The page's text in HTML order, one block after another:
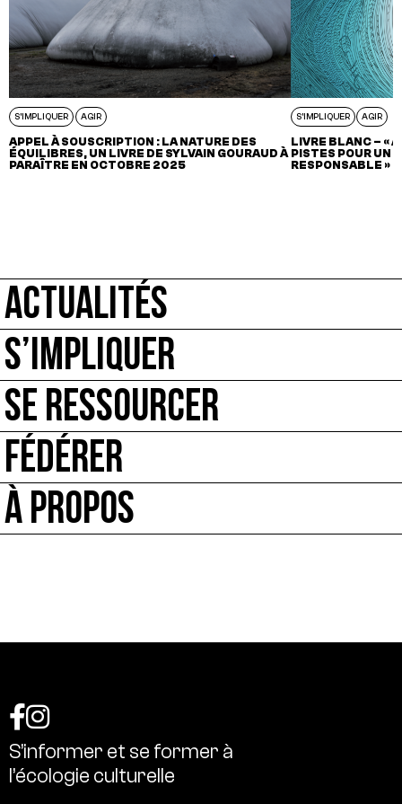
S'IMPLIQUER AGIR
APPEL À SOUSCRIPTION : LA NATURE DES
ÉQUILIBRES, UN LIVRE DE SYLVAIN GOURAUD À
PARAÎTRE EN OCTOBRE 2025
S'IMPLIQUER AGIR
LIVRE BLANC – «
PISTES POUR UN
RESPONSABLE »
ACTUALITÉS
S’IMPLIQUER
SE RESSOURCER
FÉDÉRER
À PROPOS
S’informer et se former à
l’écologie culturelle